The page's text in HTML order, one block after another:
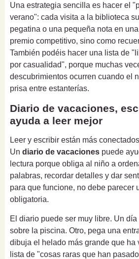
Una estrategia sencilla es hacer el
verano": cada visita a la biblioteca
pegatina o una pequeña nota en
premio competitivo, sino como
También podéis hacer una lista de
por casualidad", porque muchas
descubrimientos ocurren cuando el
prisa entre estanterías.
Diario de vacaciones,
ayuda a leer mejor
Leer y escribir están más
Un diario de vacaciones puede
lectura porque obliga al niño a
palabras, recordar detalles y dar
para que funcione, no debe parecer
obligatoria.
El diario puede ser muy libre. Un
sobre la piscina. Otro, pega una
dibuja el helado más grande que ha
lista de "cosas raras que han